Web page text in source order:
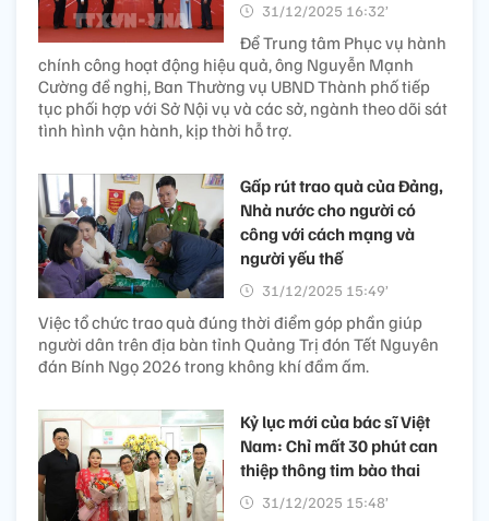
31/12/2025 16:32’
Để Trung tâm Phục vụ hành
chính công hoạt động hiệu quả, ông Nguyễn Mạnh
Cường đề nghị, Ban Thường vụ UBND Thành phố tiếp
tục phối hợp với Sở Nội vụ và các sở, ngành theo dõi sát
tình hình vận hành, kịp thời hỗ trợ.
Gấp rút trao quà của Đảng,
Nhà nước cho người có
công với cách mạng và
người yếu thế
31/12/2025 15:49’
Việc tổ chức trao quà đúng thời điểm góp phần giúp
người dân trên địa bàn tỉnh Quảng Trị đón Tết Nguyên
đán Bính Ngọ 2026 trong không khí đầm ấm.
Kỷ lục mới của bác sĩ Việt
Nam: Chỉ mất 30 phút can
thiệp thông tim bào thai​
31/12/2025 15:48’